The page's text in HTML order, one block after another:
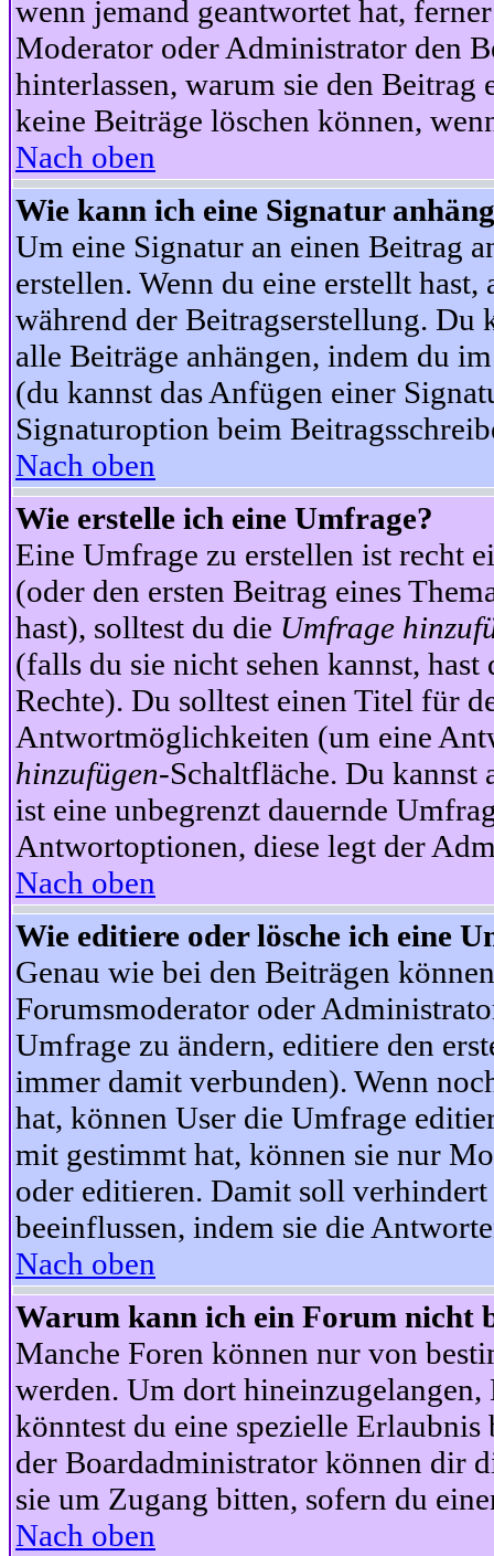
wenn jemand geantwortet hat,
Moderator oder Administrator den
hinterlassen, warum sie den Beitrag
keine Beiträge löschen können,
Nach oben
Wie kann ich eine Signatur
Um eine Signatur an einen Beitrag
erstellen. Wenn du eine erstellt
während der Beitragserstellung. Du
alle Beiträge anhängen, indem du
(du kannst das Anfügen einer
Signaturoption beim
Nach oben
Wie erstelle ich eine Umfrage?
Eine Umfrage zu erstellen ist recht
(oder den ersten Beitrag eines
hast), solltest du die Umfrage
(falls du sie nicht sehen kannst,
Rechte). Du solltest einen Titel für
Antwortmöglichkeiten (um eine
hinzufügen-Schaltfläche. Du
ist eine unbegrenzt dauernde
Antwortoptionen, diese legt der
Nach oben
Wie editiere oder lösche ich eine
Genau wie bei den Beiträgen
Forumsmoderator oder
Umfrage zu ändern, editiere den
immer damit verbunden). Wenn
hat, können User die Umfrage
mit gestimmt hat, können sie nur
oder editieren. Damit soll
beeinflussen, indem sie die
Nach oben
Warum kann ich ein Forum nicht
Manche Foren können nur von
werden. Um dort hineinzugelangen,
könntest du eine spezielle
der Boardadministrator können dir
sie um Zugang bitten, sofern du
Nach oben